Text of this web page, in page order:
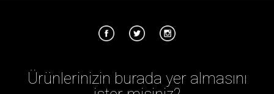
Ürünlerinizin burada yer almasını